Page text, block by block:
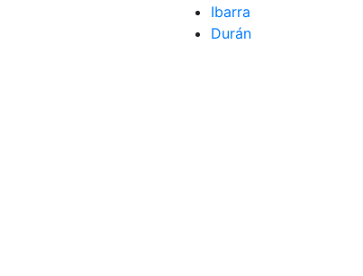
Ibarra
Durán